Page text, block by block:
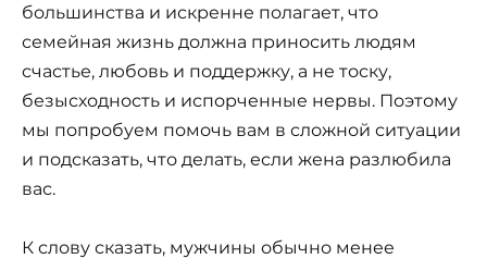
большинства и искренне полагает, что
семейная жизнь должна приносить людям
счастье, любовь и поддержку, а не тоску,
безысходность и испорченные нервы. Поэтому
мы попробуем помочь вам в сложной ситуации
и подсказать, что делать, если жена разлюбила
вас.
К слову сказать, мужчины обычно менее